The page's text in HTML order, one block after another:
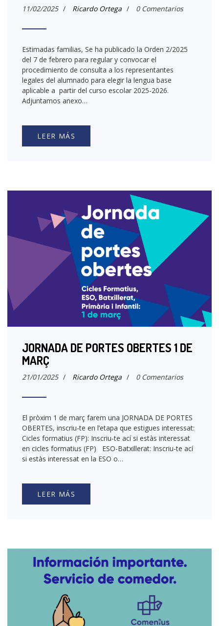
11/02/2025 / Ricardo Ortega / 0 Comentarios
Estimadas familias, Se ha publicado la Orden 2/2025
del 7 de febrero para regular y convocar el
procedimiento de consulta a los representantes
legales del alumnado para elegir la lengua base
aplicable a partir del curso escolar 2025-2026.
Adjuntamos anexo…
LEER MÁS
JORNADA DE PORTES OBERTES 1 DE
MARÇ
21/01/2025 / Ricardo Ortega / 0 Comentarios
El pròxim 1 de març farem una JORNADA DE PORTES
OBERTES, inscriu-te en l’etapa que estigues interessat:
Cicles formatius (FP): Inscriu-te ací si estàs interessat
en cicles formatius (FP) ESO-Batxillerat: Inscriu-te ací
si estàs interessat en la ESO o…
LEER MÁS